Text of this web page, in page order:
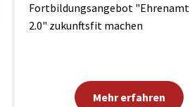
Fortbildungsangebot "Ehrenamt
2.0" zukunftsfit machen
Mehr erfahren